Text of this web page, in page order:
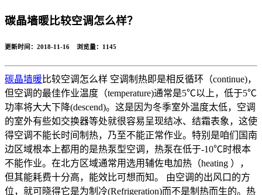
碳晶墙暖比较空调怎么样？
更新时间：2018-11-16 浏览量： 1145
碳晶墙暖比较空调怎么样 空调制热即是相反循环（continue)，
但空调的最佳作业温度（temperature)通常是5℃以上，低于5℃
功率将大大下降(descend)。这是因为冬季室外温度太低，空调
的室外有些如交换器等处就很容易呈现结冰、结霜表象，这使
得空调不能长时间制热，乃至不能正常作业。特别是咱们国南
边区域根本上都用的是热泵型空调，热泵在低于-10℃时根本
不能作业。在北方区域通常用选用辅佐电加热（heating ），
但其能耗费十分高，能效比可想而知。 由空调的出风口的方
位，就可晓得它是为制冷(Refrigeration)而不是制热而生的。热